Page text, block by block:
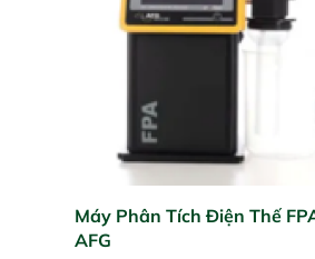
Máy Phân Tích Điện Thế
AFG